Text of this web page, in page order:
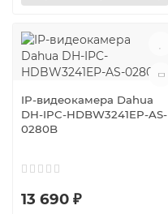
IP-видеокамера Dahua
DH-IPC-HDBW3241EP-AS-
0280B
13 690 ₽